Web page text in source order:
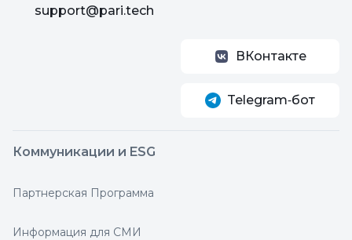
support@pari.tech
ВКонтакте
Telegram‑бот
Коммуникации и ESG
Партнерская Программа
Информация для СМИ